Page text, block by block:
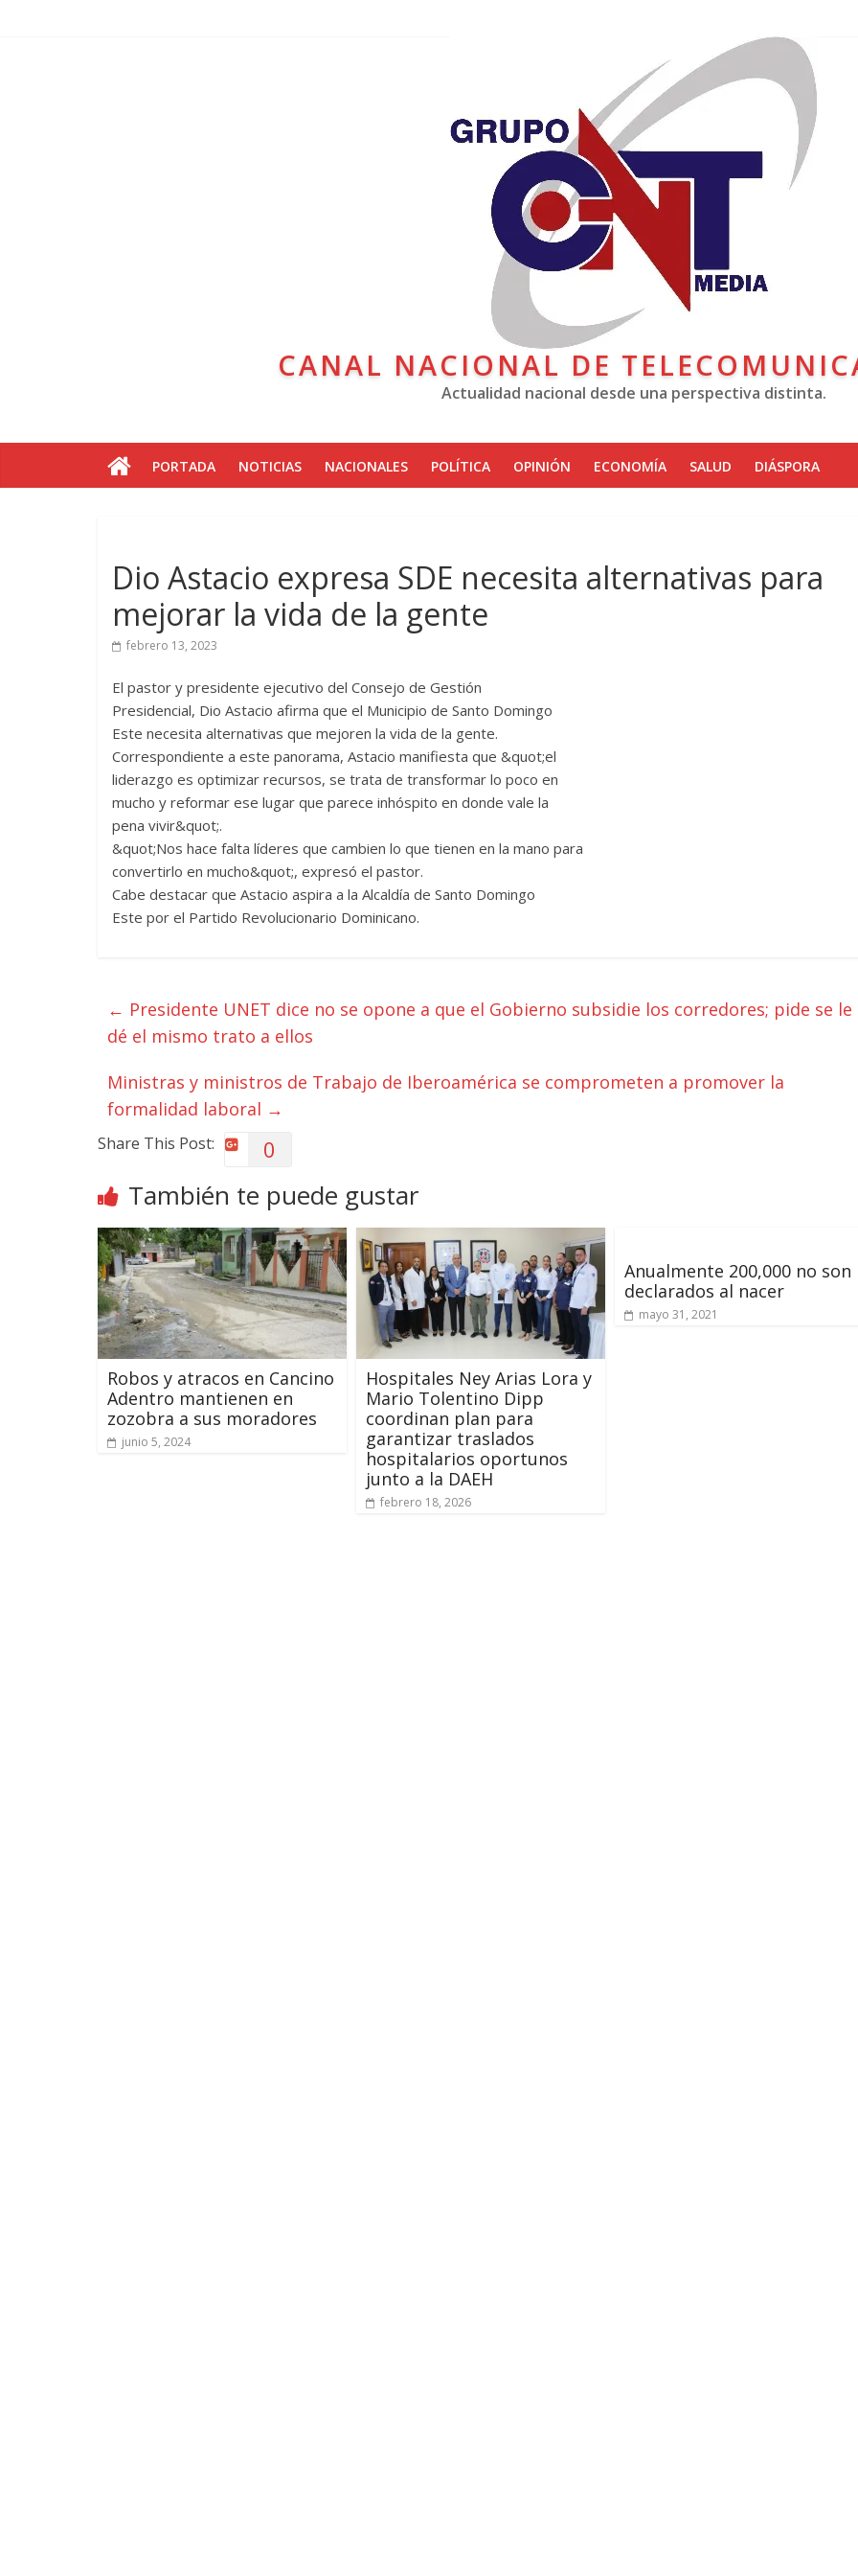
CANAL NACIONAL DE
Actualidad nacional desde una perspectiva distinta.
PORTADA NOTICIAS NACIONALES POLÍTICA OPINIÓN ECONOMÍA SALUD DIÁSPORA
Dio Astacio expresa SDE necesita alternativas para
mejorar la vida de la gente
febrero 13, 2023
El pastor y presidente ejecutivo del Consejo de Gestión
Presidencial, Dio Astacio afirma que el Municipio de Santo Domingo
Este necesita alternativas que mejoren la vida de la gente.
Correspondiente a este panorama, Astacio manifiesta que &quot;el
liderazgo es optimizar recursos, se trata de transformar lo poco en
mucho y reformar ese lugar que parece inhóspito en donde vale la
pena vivir&quot;.
&quot;Nos hace falta líderes que cambien lo que tienen en la mano para
convertirlo en mucho&quot;, expresó el pastor.
Cabe destacar que Astacio aspira a la Alcaldía de Santo Domingo
Este por el Partido Revolucionario Dominicano.
← Presidente UNET dice no se opone a que el Gobierno subsidie los corredores; pide se le
dé el mismo trato a ellos
Ministras y ministros de Trabajo de Iberoamérica se comprometen a promover la
formalidad laboral →
Share This Post: 0
También te puede gustar
Robos y atracos en Cancino
Adentro mantienen en
zozobra a sus moradores
junio 5, 2024
Hospitales Ney Arias Lora y
Mario Tolentino Dipp
coordinan plan para
garantizar traslados
hospitalarios oportunos
junto a la DAEH
febrero 18, 2026
Anualmente 200,000 no son
declarados al nacer
mayo 31, 2021